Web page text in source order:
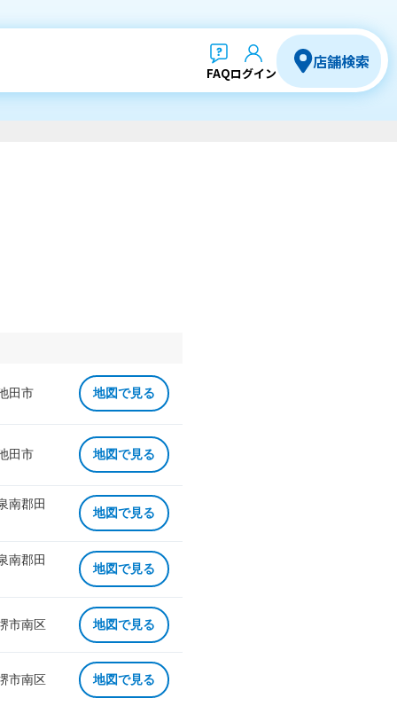
FAQログイン
店舗検索
田市 地図で見る
田市 地図で見る
南郡田
地図で見る
南郡田
地図で見る
市南区 地図で見る
市南区 地図で見る